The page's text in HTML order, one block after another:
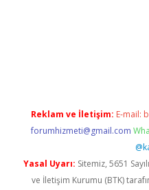
Reklam ve İletişim: E-mail:
forumhizmeti@gmail.com
Yasal Uyarı: Sitemiz, 5651
ve İletişim Kurumu (BTK)